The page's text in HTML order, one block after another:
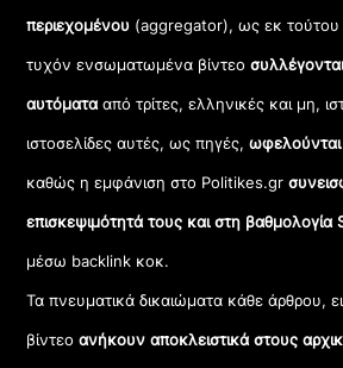
περιεχομένου (aggregator), ως εκ τούτου
τυχόν ενσωματωμένα βίντεο
αυτόματααπό τρίτες, ελληνικές και μη,
ιστοσελίδες αυτές, ως πηγές,
καθώς η εμφάνιση στο Politikes.gr
επισκεψιμότητά τους και στη βαθμολογία
μέσω backlink κοκ.
Τα πνευματικά δικαιώματα κάθε άρθρου,
βίντεοανήκουν αποκλειστικά στους